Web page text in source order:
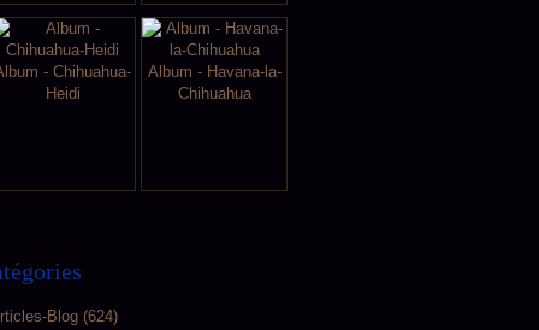
- Chihuahua-
Heidi
Album - Havana-la-
Chihuahua
Blog (624)